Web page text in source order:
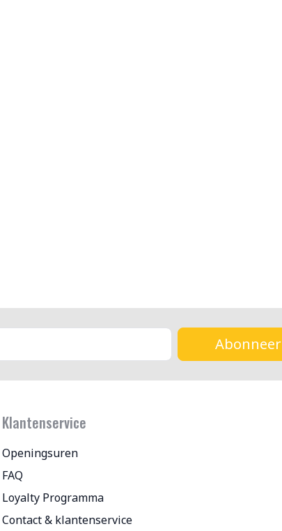
Abonneer
Klantenservice
Openingsuren
FAQ
Loyalty Programma
Contact & klantenservice